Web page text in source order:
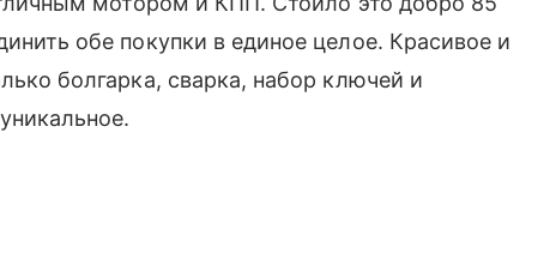
обе покупки в единое целое. Красивое и
болгарка, сварка, набор ключей и